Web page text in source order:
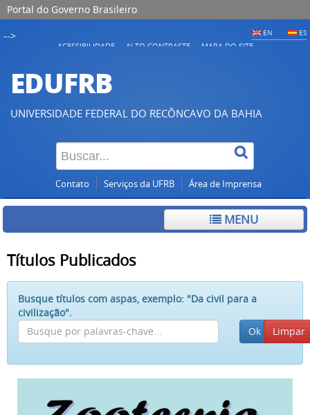
Portal do Governo Brasileiro
EN ES
-->
ACESSIBILIDADE ALTO CONTRASTE MAPA DO SITE
EDUFRB
UNIVERSIDADE FEDERAL DO RECÔNCAVO DA BAHIA
Contato Serviços da UFRB Área de Imprensa
MENU
Títulos Publicados
Busque títulos com aspas, exemplo: "Da civil para a
civilização".